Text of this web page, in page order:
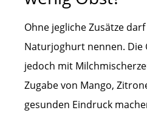
Ohne jegliche Zusätze
Naturjoghurt nennen. Die
jedoch mit
Zugabe von Mango,
gesunden Eindruck